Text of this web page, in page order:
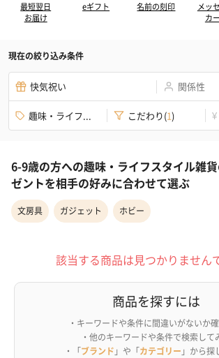
最短翌日
お届け
eギフト 名前の刻印
メッ
カ
現在の絞り込み条件
快気祝い 関係性
趣味・ライフ... こだわり(1) ¥
6-9歳の方への趣味・ライフスタイル雑
ゼントを相手の好みに合わせて選ぶ
文房具 ガジェット ホビー
該当する商品は見つかりません
商品を探すには
・キーワードや条件に間違いがないか
・他のキーワードや条件で検索して
・「ブランド 」や「カテゴリー 」から探